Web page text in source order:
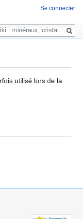
utilisé lors de la
Se connecter